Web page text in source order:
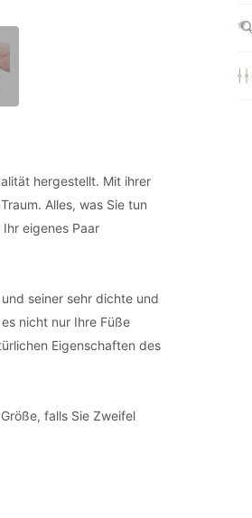
hergestellt. Mit ihrer
Alles, was Sie tun
eigenes Paar
seiner sehr dichte und
nicht nur Ihre Füße
Eigenschaften des
falls Sie Zweifel